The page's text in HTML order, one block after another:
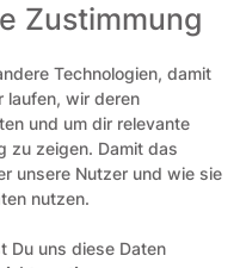
Sonn- und Feiertagen kann
Zustimmung
Technologien, damit
laufen, wir deren
und um dir relevante
zu zeigen. Damit das
unsere Nutzer und wie sie
nutzen.
Du uns diese Daten